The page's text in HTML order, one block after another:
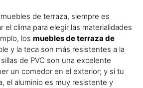
de terraza, siempre es
el clima para elegir las materialidades
los muebles de terraza de
y la teca son más resistentes a la
de PVC son una excelente
un comedor en el exterior; y si tu
el aluminio es muy resistente y